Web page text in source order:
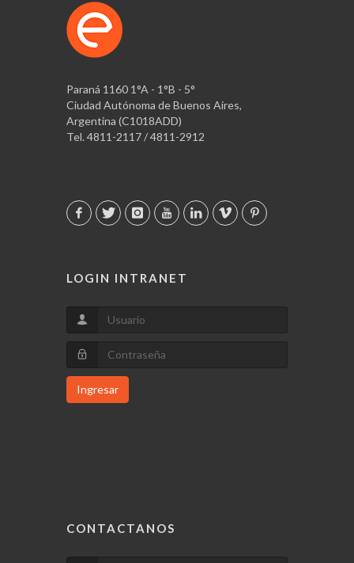
Paraná 1160 1°A - 1°B - 5°
Ciudad Autónoma de Buenos Aires,
Argentina (C1018ADD)
Tel. 4811-2117 / 4811-2912
LOGIN INTRANET
Ingresar
CONTACTANOS